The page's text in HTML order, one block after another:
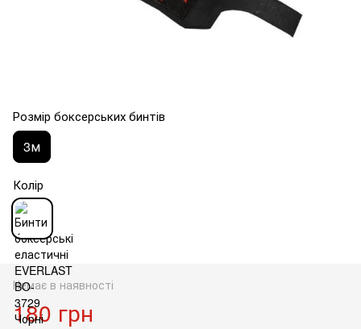
Розмір боксерських бинтів
3м
Колір
Немає в наявності
180 грн